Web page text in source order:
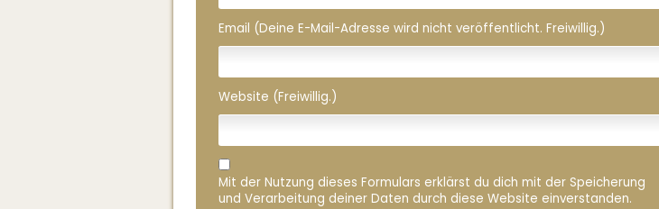
Email (Deine E-Mail-Adresse wird nicht veröffentlicht. Freiwillig.)
Website (Freiwillig.)
Mit der Nutzung dieses Formulars erklärst du dich mit der Speicherung
und Verarbeitung deiner Daten durch diese Website einverstanden.